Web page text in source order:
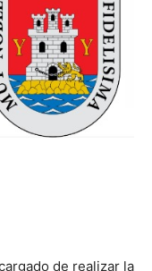
de realizar la